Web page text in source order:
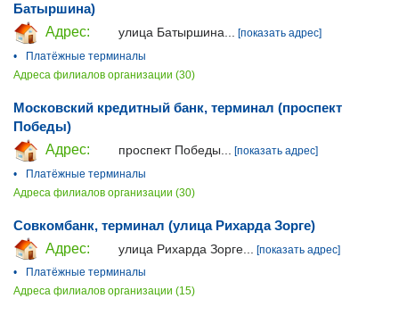
Батыршина)
Адрес:
улица Батыршина...
[показать адрес]
•
Платёжные терминалы
Адреса филиалов организации (30)
Московский кредитный банк, терминал (проспект
Победы)
Адрес:
проспект Победы...
[показать адрес]
•
Платёжные терминалы
Адреса филиалов организации (30)
Совкомбанк, терминал (улица Рихарда Зорге)
Адрес:
улица Рихарда Зорге...
[показать адрес]
•
Платёжные терминалы
Адреса филиалов организации (15)